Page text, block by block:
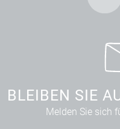
BLEIBEN SIE
Melden Sie sich